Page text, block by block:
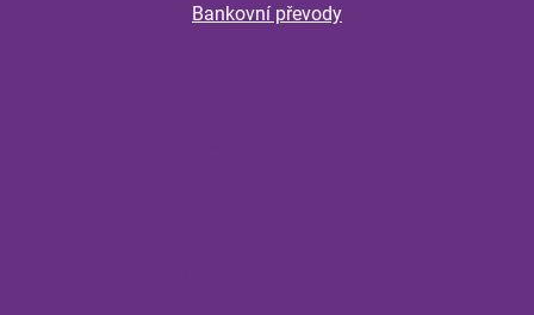
Bankovní převody